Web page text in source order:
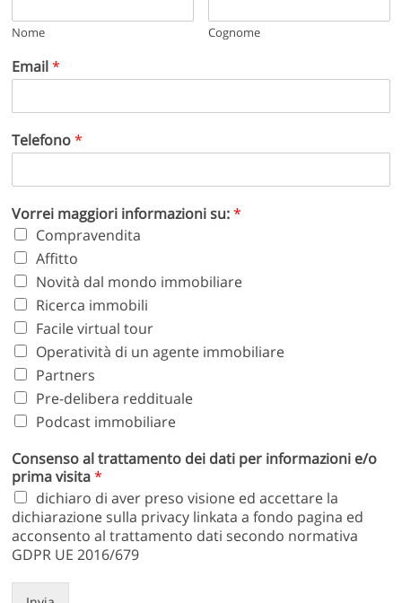
Nome Cognome
Email*
Telefono*
Vorrei maggiori informazioni su:*
Compravendita
Affitto
Novità dal mondo immobiliare
Ricerca immobili
Facile virtual tour
Operatività di un agente immobiliare
Partners
Pre-delibera reddituale
Podcast immobiliare
Consenso al trattamento dei dati per informazioni e/o
prima visita*
dichiaro di aver preso visione ed accettare la
dichiarazione sulla privacy linkata a fondo pagina ed
acconsento al trattamento dati secondo normativa
GDPR UE 2016/679